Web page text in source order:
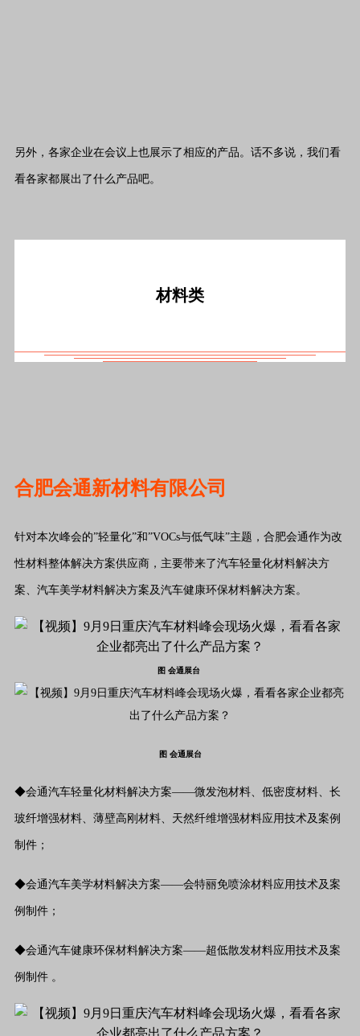
另外，各家企业在会议上也展示了相应的产品。话不多说，我们看
看各家都展出了什么产品吧。
材料类
合肥会通新材料有限公司
针对本次峰会的”轻量化”和”VOCs与低气味”主题，合肥会通作为改
性材料整体解决方案供应商，主要带来了汽车轻量化材料解决方
案、汽车美学材料解决方案及汽车健康环保材料解决方案。
图 会通展台
图 会通展台
◆会通汽车轻量化材料解决方案——微发泡材料、低密度材料、长
玻纤增强材料、薄壁高刚材料、天然纤维增强材料应用技术及案例
制件；
◆会通汽车美学材料解决方案——会特丽免喷涂材料应用技术及案
例制件；
◆会通汽车健康环保材料解决方案——超低散发材料应用技术及案
例制件 。